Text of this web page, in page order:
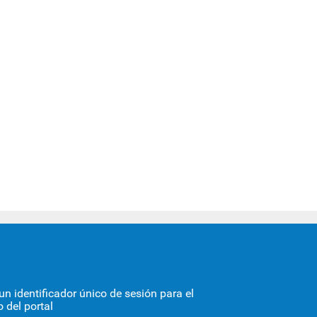
identificador único de sesión para el
del portal